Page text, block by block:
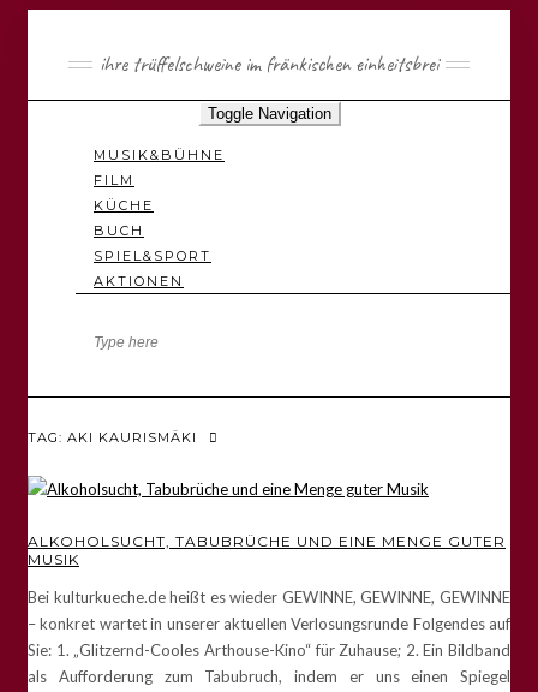
ihre trüffelschweine im fränkischen einheitsbrei
Toggle Navigation
MUSIK&BÜHNE
FILM
KÜCHE
BUCH
SPIEL&SPORT
AKTIONEN
TAG: AKI KAURISMÄKI
ALKOHOLSUCHT, TABUBRÜCHE UND EINE MENGE GUTER
MUSIK
Bei kulturkueche.de heißt es wieder GEWINNE, GEWINNE, GEWINNE
– konkret wartet in unserer aktuellen Verlosungsrunde Folgendes auf
Sie: 1. „Glitzernd-Cooles Arthouse-Kino“ für Zuhause; 2. Ein Bildband
als Aufforderung zum Tabubruch, indem er uns einen Spiegel